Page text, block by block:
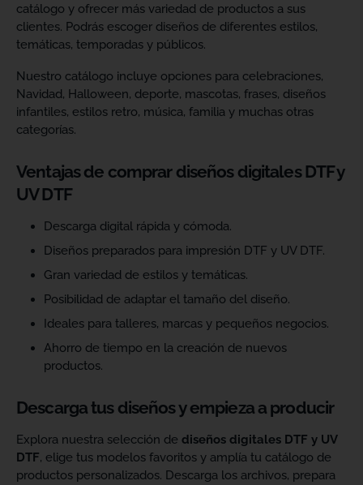
catálogo y ofrecer más variedad de productos a sus
clientes. Podrás escoger diseños de diferentes estilos,
temáticas, temporadas y públicos.
Nuestro catálogo incluye opciones para celebraciones,
Navidad, Halloween, deporte, mascotas, frases, diseños
infantiles, estilos retro, música, familia y muchas otras
categorías.
Ventajas de comprar diseños digitales DTF y
UV DTF
Descarga digital rápida y cómoda.
Diseños preparados para impresión DTF y UV DTF.
Gran variedad de estilos y temáticas.
Posibilidad de adaptar el tamaño del diseño.
Ideales para talleres, marcas y pequeños negocios.
Ahorro de tiempo en la creación de nuevos
productos.
Descarga tus diseños y empieza a producir
Explora nuestra selección de diseños digitales DTF y UV
DTF, elige tus modelos favoritos y amplía tu catálogo de
productos personalizados. Descarga los archivos, prepara